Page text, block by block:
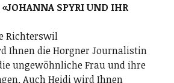
SPYRI UND IHR
Richterswil
Ihnen die Horgner Journalistin
ungewöhnliche Frau und ihre
Auch Heidi wird Ihnen